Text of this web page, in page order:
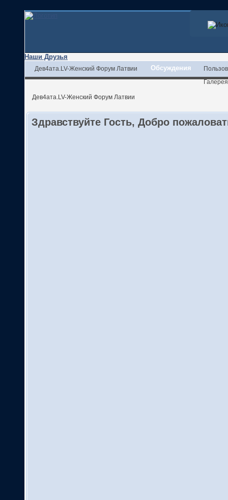
Наши Друзья
Дев4ата.LV-Женский Форум Латвии Обсуждения
Галерея
Дев4ата.LV-Женский Форум Латвии
Здравствуйте Гость, Добро